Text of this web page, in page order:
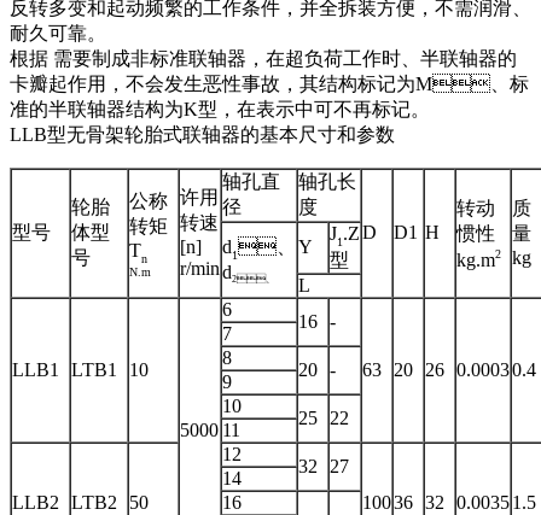
反转多变和起动频繁的工作条件，并全拆装方便，不需润滑、
耐久可靠。
根据 需要制成非标准联轴器，在超负荷工作时、半联轴器的
卡瓣起作用，不会发生恶性事故，其结构标记为M、标
准的半联轴器结构为K型，在表示中可不再标记。
LLB型无骨架轮胎式联轴器的基本尺寸和参数
型号
轮胎
体型
号
公称
转矩
Tn
N.m
许用
转速
[n]
r/min
轴孔直
径
轴孔长
度
D
D1 H
转动
惯性
kg.m2
质
量
kg
d1、
d2、
Y
J1 .Z
型
L
LLB1 LTB1 10
5000
6
16 -
63 20 26 0.00030.4
7
8
20 -
9
10
25 22
11
LLB2 LTB2 50
12
32 27
10036 32 0.00351.5
14
16